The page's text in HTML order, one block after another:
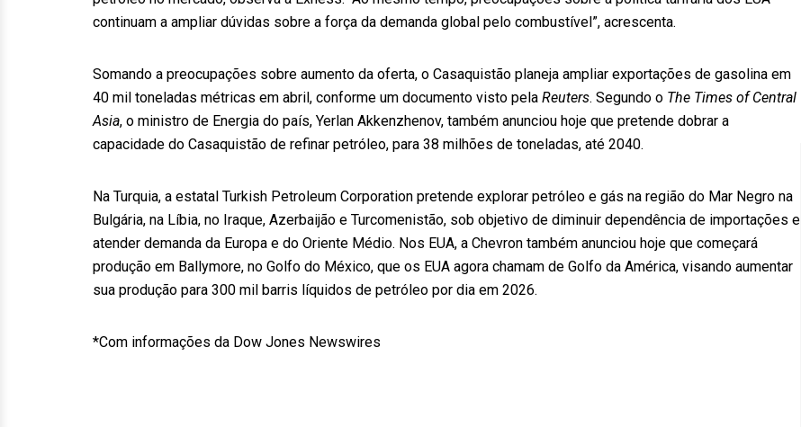
continuam a ampliar dúvidas sobre a força da demanda global pelo combustível”, acrescenta.
Somando a preocupações sobre aumento da oferta, o Casaquistão planeja ampliar exportações de gasolina em
40 mil toneladas métricas em abril, conforme um documento visto pela Reuters. Segundo o The Times of Central
Asia, o ministro de Energia do país, Yerlan Akkenzhenov, também anunciou hoje que pretende dobrar a
capacidade do Casaquistão de refinar petróleo, para 38 milhões de toneladas, até 2040.
Na Turquia, a estatal Turkish Petroleum Corporation pretende explorar petróleo e gás na região do Mar Negro na
Bulgária, na Líbia, no Iraque, Azerbaijão e Turcomenistão, sob objetivo de diminuir dependência de importações e
atender demanda da Europa e do Oriente Médio. Nos EUA, a Chevron também anunciou hoje que começará
produção em Ballymore, no Golfo do México, que os EUA agora chamam de Golfo da América, visando aumentar
sua produção para 300 mil barris líquidos de petróleo por dia em 2026.
*Com informações da Dow Jones Newswires